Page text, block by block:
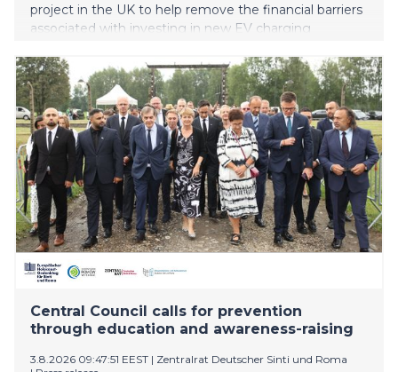
project in the UK to help remove the financial barriers
associated with investing in new EV charging
has commissioned the distributed EV charging
system, serving up to eight vehicles, at its BP service
station in Astwick The new EV charge site is funded
by Kempower’s financial partner, DLL, as part of its
flexible finance model, and installed, commissioned
and maintained by Yunex Traffic
Central Council calls for prevention
through education and awareness-raising
3.8.2026 09:47:51 EEST | Zentralrat Deutscher Sinti und Roma